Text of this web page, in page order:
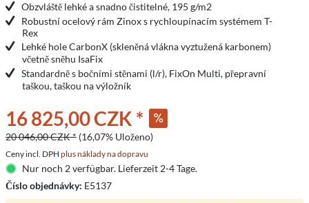
Obzvláště lehké a snadno čistitelné, 195 g/m2
Robustní ocelový rám Zinox s rychloupínacím systémem T-
Rex
Lehké hole CarbonX (skleněná vlákna vyztužená karbonem)
včetně sněhu IsaFix
Standardně s bočními stěnami (l/r), FixOn Multi, přepravní
taškou, taškou na výložník
16 825,00 CZK *
20 046,00 CZK * (16,07% Uloženo)
Ceny incl. DPH plus náklady na dopravu
Nur noch 2 verfügbar. Lieferzeit 2-4 Tage.
Číslo objednávky: E5137